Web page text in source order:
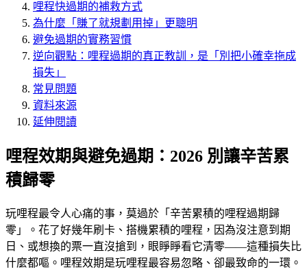
哩程快過期的補救方式
為什麼「賺了就規劃用掉」更聰明
避免過期的實務習慣
逆向觀點：哩程過期的真正教訓，是「別把小確幸拖成
損失」
常見問題
資料來源
延伸閱讀
哩程效期與避免過期：2026 別讓辛苦累
積歸零
玩哩程最令人心痛的事，莫過於「辛苦累積的哩程過期歸
零」。花了好幾年刷卡、搭機累積的哩程，因為沒注意到期
日、或想換的票一直沒搶到，眼睜睜看它清零——這種損失比
什麼都嘔。哩程效期是玩哩程最容易忽略、卻最致命的一環。